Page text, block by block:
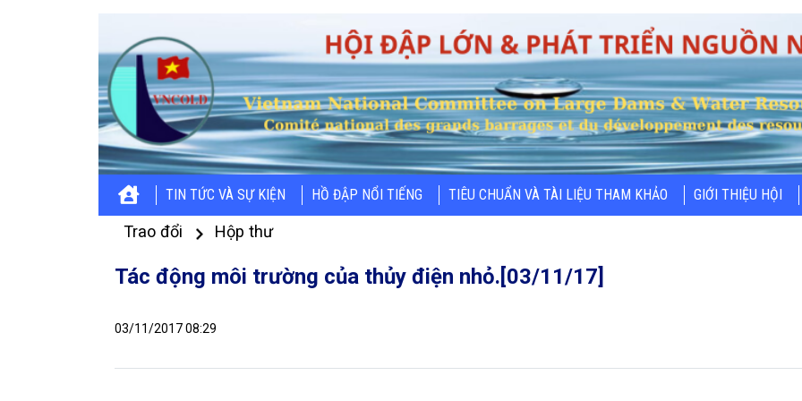
TIN TỨC VÀ SỰ KIỆN HỒ ĐẬP NỔI TIẾNG TIÊU CHUẨN VÀ TÀI LIỆU THAM KHẢO GIỚI THIỆU HỘI
Trao đổi Hộp thư
Tác động môi trường của thủy điện nhỏ.[03/11/17]
03/11/2017 08:29